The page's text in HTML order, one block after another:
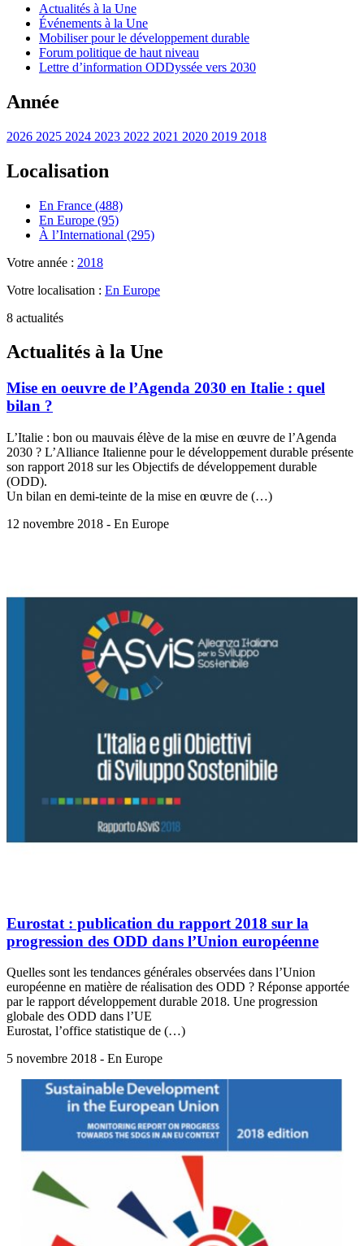
Actualités à la Une
Événements à la Une
Mobiliser pour le développement durable
Forum politique de haut niveau
Lettre d’information ODDyssée vers 2030
Année
2026 2025 2024 2023 2022 2021 2020 2019 2018
Localisation
En France (488)
En Europe (95)
À l’International (295)
Votre année : 2018
Votre localisation : En Europe
8 actualités
Actualités à la Une
Mise en oeuvre de l’Agenda 2030 en Italie : quel
bilan ?
L’Italie : bon ou mauvais élève de la mise en œuvre de l’Agenda
2030 ? L’Alliance Italienne pour le développement durable présente
son rapport 2018 sur les Objectifs de développement durable
(ODD).
Un bilan en demi-teinte de la mise en œuvre de (…)
12 novembre 2018 - En Europe
Eurostat : publication du rapport 2018 sur la
progression des ODD dans l’Union européenne
Quelles sont les tendances générales observées dans l’Union
européenne en matière de réalisation des ODD ? Réponse apportée
par le rapport développement durable 2018. Une progression
globale des ODD dans l’UE
Eurostat, l’office statistique de (…)
5 novembre 2018 - En Europe